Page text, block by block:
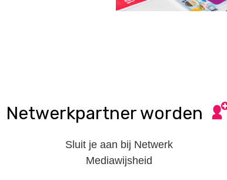
Netwerkpartner worden
Sluit je aan bij Netwerk
Mediawijsheid